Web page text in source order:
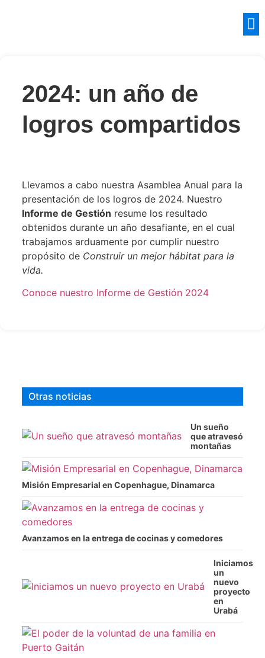
2024: un año de
logros compartidos
Llevamos a cabo nuestra Asamblea Anual para la
presentación de los logros de 2024. Nuestro
Informe de Gestión resume los resultado
obtenidos durante un año desafiante, en el cual
trabajamos arduamente por cumplir nuestro
propósito de Construir un mejor hábitat para la
vida.
Conoce nuestro Informe de Gestión 2024
Otras noticias
Un sueño
que atravesó
montañas
Misión Empresarial en Copenhague, Dinamarca
Avanzamos en la entrega de cocinas y comedores
Iniciamos
un
nuevo
proyecto
en
Urabá